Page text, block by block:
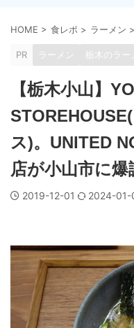
HOME > 食レポ > ラーメン >
PR ラーメン 栃木のラー
【栃木小山】
ス)。UNITED
店が小山市に爆
2019-12-01 2024-01-